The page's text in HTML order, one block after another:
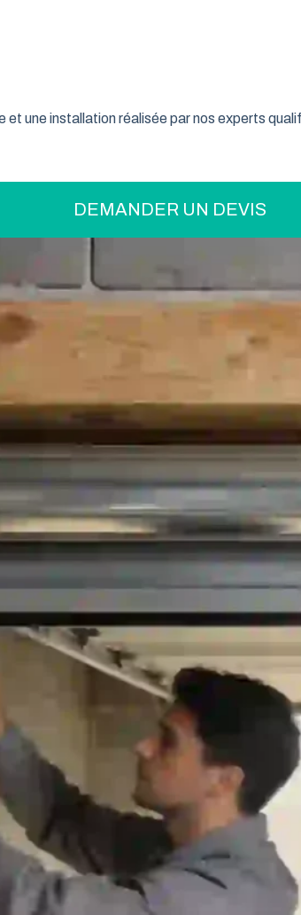
pour optimiser votre espace ? La
confiance à ce type de porte pour
une installation réalisée par nos experts
DEMANDER UN DEVIS